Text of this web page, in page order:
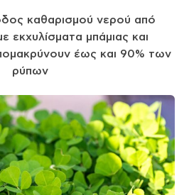
καθαρισμού νερού από
εκχυλίσματα μπάμιας και
έως και 90% των
ρύπων